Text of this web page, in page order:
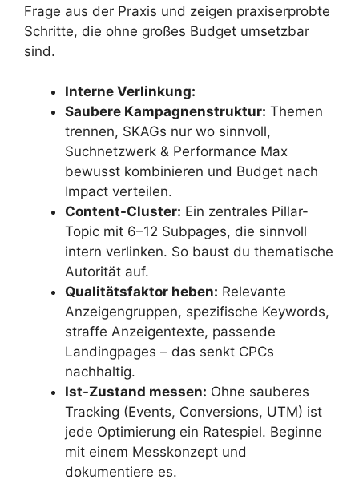
Frage aus der Praxis und zeigen praxiserprobte
Schritte, die ohne großes Budget umsetzbar
sind.
Interne Verlinkung:
Saubere Kampagnenstruktur: Themen
trennen, SKAGs nur wo sinnvoll,
Suchnetzwerk & Performance Max
bewusst kombinieren und Budget nach
Impact verteilen.
Content-Cluster: Ein zentrales Pillar-
Topic mit 6–12 Subpages, die sinnvoll
intern verlinken. So baust du thematische
Autorität auf.
Qualitätsfaktor heben: Relevante
Anzeigengruppen, spezifische Keywords,
straffe Anzeigentexte, passende
Landingpages – das senkt CPCs
nachhaltig.
Ist-Zustand messen: Ohne sauberes
Tracking (Events, Conversions, UTM) ist
jede Optimierung ein Ratespiel. Beginne
mit einem Messkonzept und
dokumentiere es.